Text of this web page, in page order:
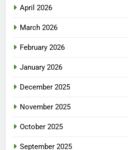
April 2026
March 2026
February 2026
January 2026
December 2025
November 2025
October 2025
September 2025